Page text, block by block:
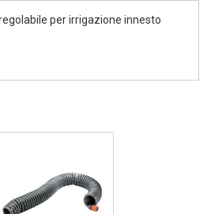
per irrigazione innesto